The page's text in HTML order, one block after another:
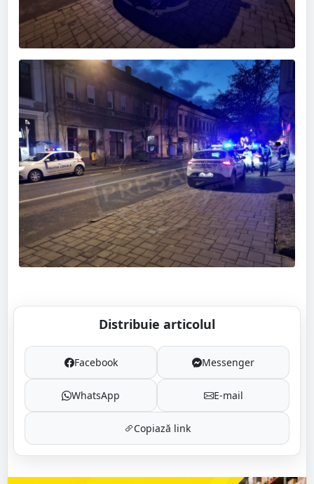
Distribuie articolul
Facebook Messenger
WhatsApp E-mail
Copiază link